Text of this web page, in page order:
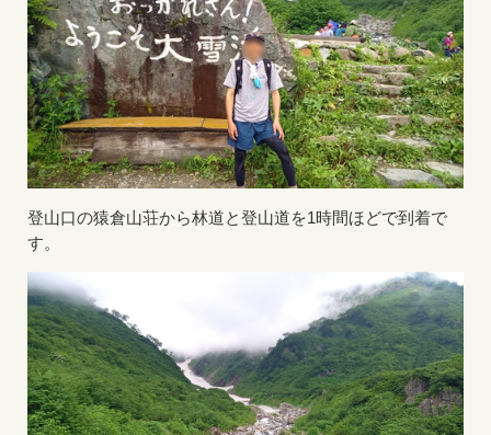
登山口の猿倉山荘から林道と登山道を1時間ほどで到着で
す。